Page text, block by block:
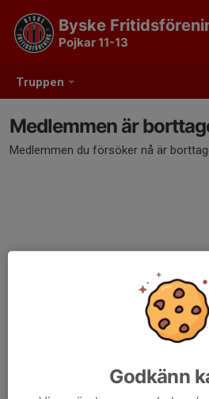
Truppen
Byske
Pojkar 11-13
Medlemmen är
Medlemmen du försöker nå är
Godkänn